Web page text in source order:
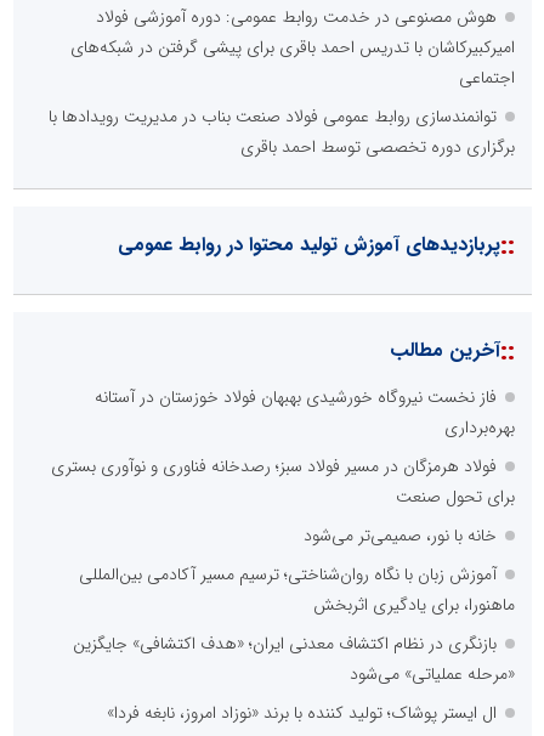
هوش مصنوعی در خدمت روابط عمومی: دوره آموزشی فولاد
امیرکبیرکاشان با تدریس احمد باقری برای پیشی گرفتن در شبکه‌های
اجتماعی
توانمندسازی روابط عمومی فولاد صنعت بناب در مدیریت رویدادها با
برگزاری دوره تخصصی توسط احمد باقری
::پربازدیدهای آموزش تولید محتوا در روابط عمومی
::آخرین مطالب
فاز نخست نیروگاه خورشیدی بهبهان فولاد خوزستان در آستانه
بهره‌برداری
فولاد هرمزگان در مسیر فولاد سبز؛ رصدخانه فناوری و نوآوری بستری
برای تحول صنعت
خانه با نور، صمیمی‌تر می‌شود
آموزش زبان با نگاه روان‌شناختی؛ ترسیم مسیر آکادمی بین‌المللی
ماهنورا، برای یادگیری اثربخش
بازنگری در نظام اکتشاف معدنی ایران؛ «هدف اکتشافی» جایگزین
«مرحله عملیاتی» می‌شود
ال ایستر پوشاک؛ تولید کننده با برند «نوزاد امروز، نابغه فردا»